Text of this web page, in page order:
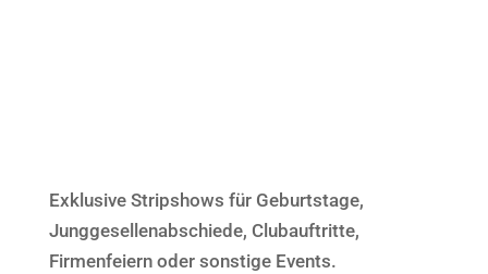
Exklusive Stripshows für Geburtstage,
Junggesellenabschiede, Clubauftritte,
Firmenfeiern oder sonstige Events.